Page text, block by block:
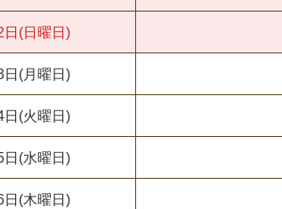
日(日曜日)
日(月曜日)
日(火曜日)
日(水曜日)
日(木曜日)